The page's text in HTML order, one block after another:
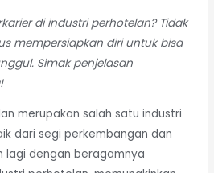
di industri perhotelan? Tidak
mempersiapkan diri untuk bisa
Simak penjelasan
merupakan salah satu industri
dari segi perkembangan dan
lagi dengan beragamnya